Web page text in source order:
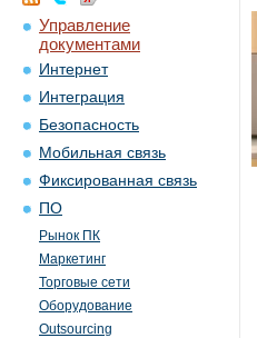
Управление
документами
Интернет
Интеграция
Безопасность
Мобильная связь
Фиксированная связь
ПО
Рынок ПК
Маркетинг
Торговые сети
Оборудование
Outsourcing